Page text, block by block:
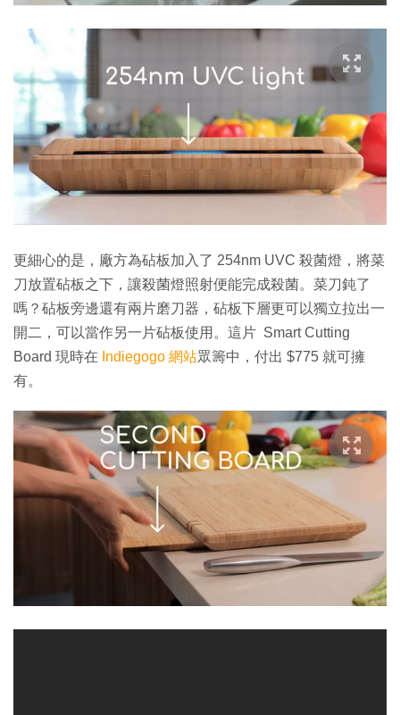
更細心的是，廠方為砧板加入了 254nm UVC 殺菌燈，將菜
刀放置砧板之下，讓殺菌燈照射便能完成殺菌。菜刀鈍了
嗎？砧板旁邊還有兩片磨刀器，砧板下層更可以獨立拉出一
開二，可以當作另一片砧板使用。這片 Smart Cutting
Board 現時在 Indiegogo 網站眾籌中，付出 $775 就可擁
有。